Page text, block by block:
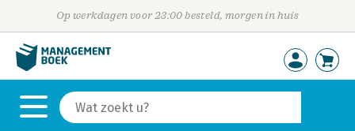
Op werkdagen voor 23:00 besteld, morgen in huis